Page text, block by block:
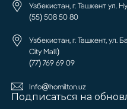
Узбекистан, г. Ташкент ул.
(55) 508 50 80
Узбекистан, г. Ташкент, ул.
City Mall)
(77) 769 69 09
Info@homilton.uz
Подписаться на